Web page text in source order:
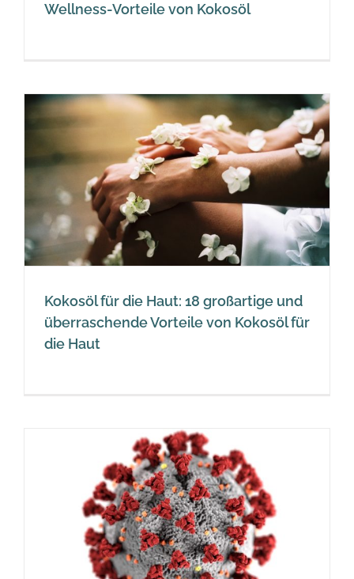
Wellness-Vorteile von Kokosöl
Kokosöl für die Haut: 18 großartige und
überraschende Vorteile von Kokosöl für
die Haut